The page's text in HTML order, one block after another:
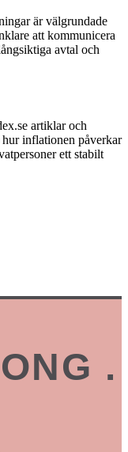
är välgrundade
att kommunicera
avtal och
artiklar och
inflationen påverkar
ett stabilt
.